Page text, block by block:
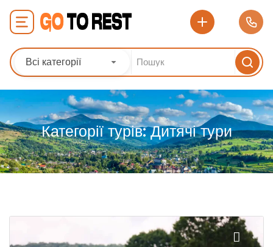
Всі категорії
Категорії турів:Дитячі тури